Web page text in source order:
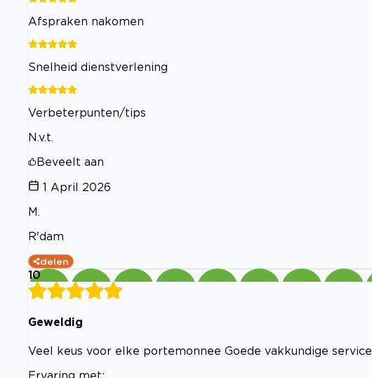
Afspraken nakomen
Snelheid dienstverlening
Verbeterpunten/tips
N.v.t.
Beveelt aan
1 April 2026
M.
R'dam
delen
10
Geweldig
Veel keus voor elke portemonnee Goede vakkundige service
Ervaring met: